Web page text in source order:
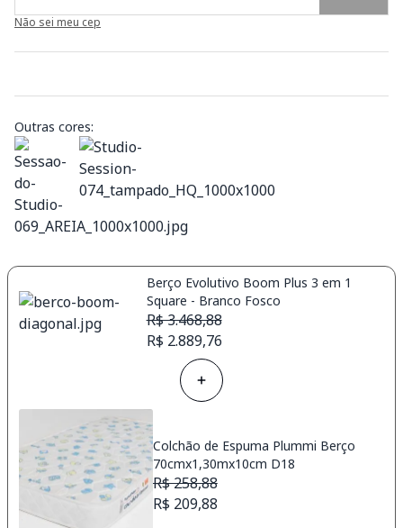
Não sei meu cep
Outras cores:
Berço Evolutivo Boom Plus 3 em 1
Square - Branco Fosco
R$ 3.468,88
R$ 2.889,76
Colchão de Espuma Plummi Berço
70cmx1,30mx10cm D18
R$ 258,88
R$ 209,88